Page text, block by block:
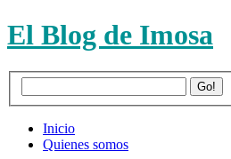
El Blog de Imosa
Inicio
Quienes somos